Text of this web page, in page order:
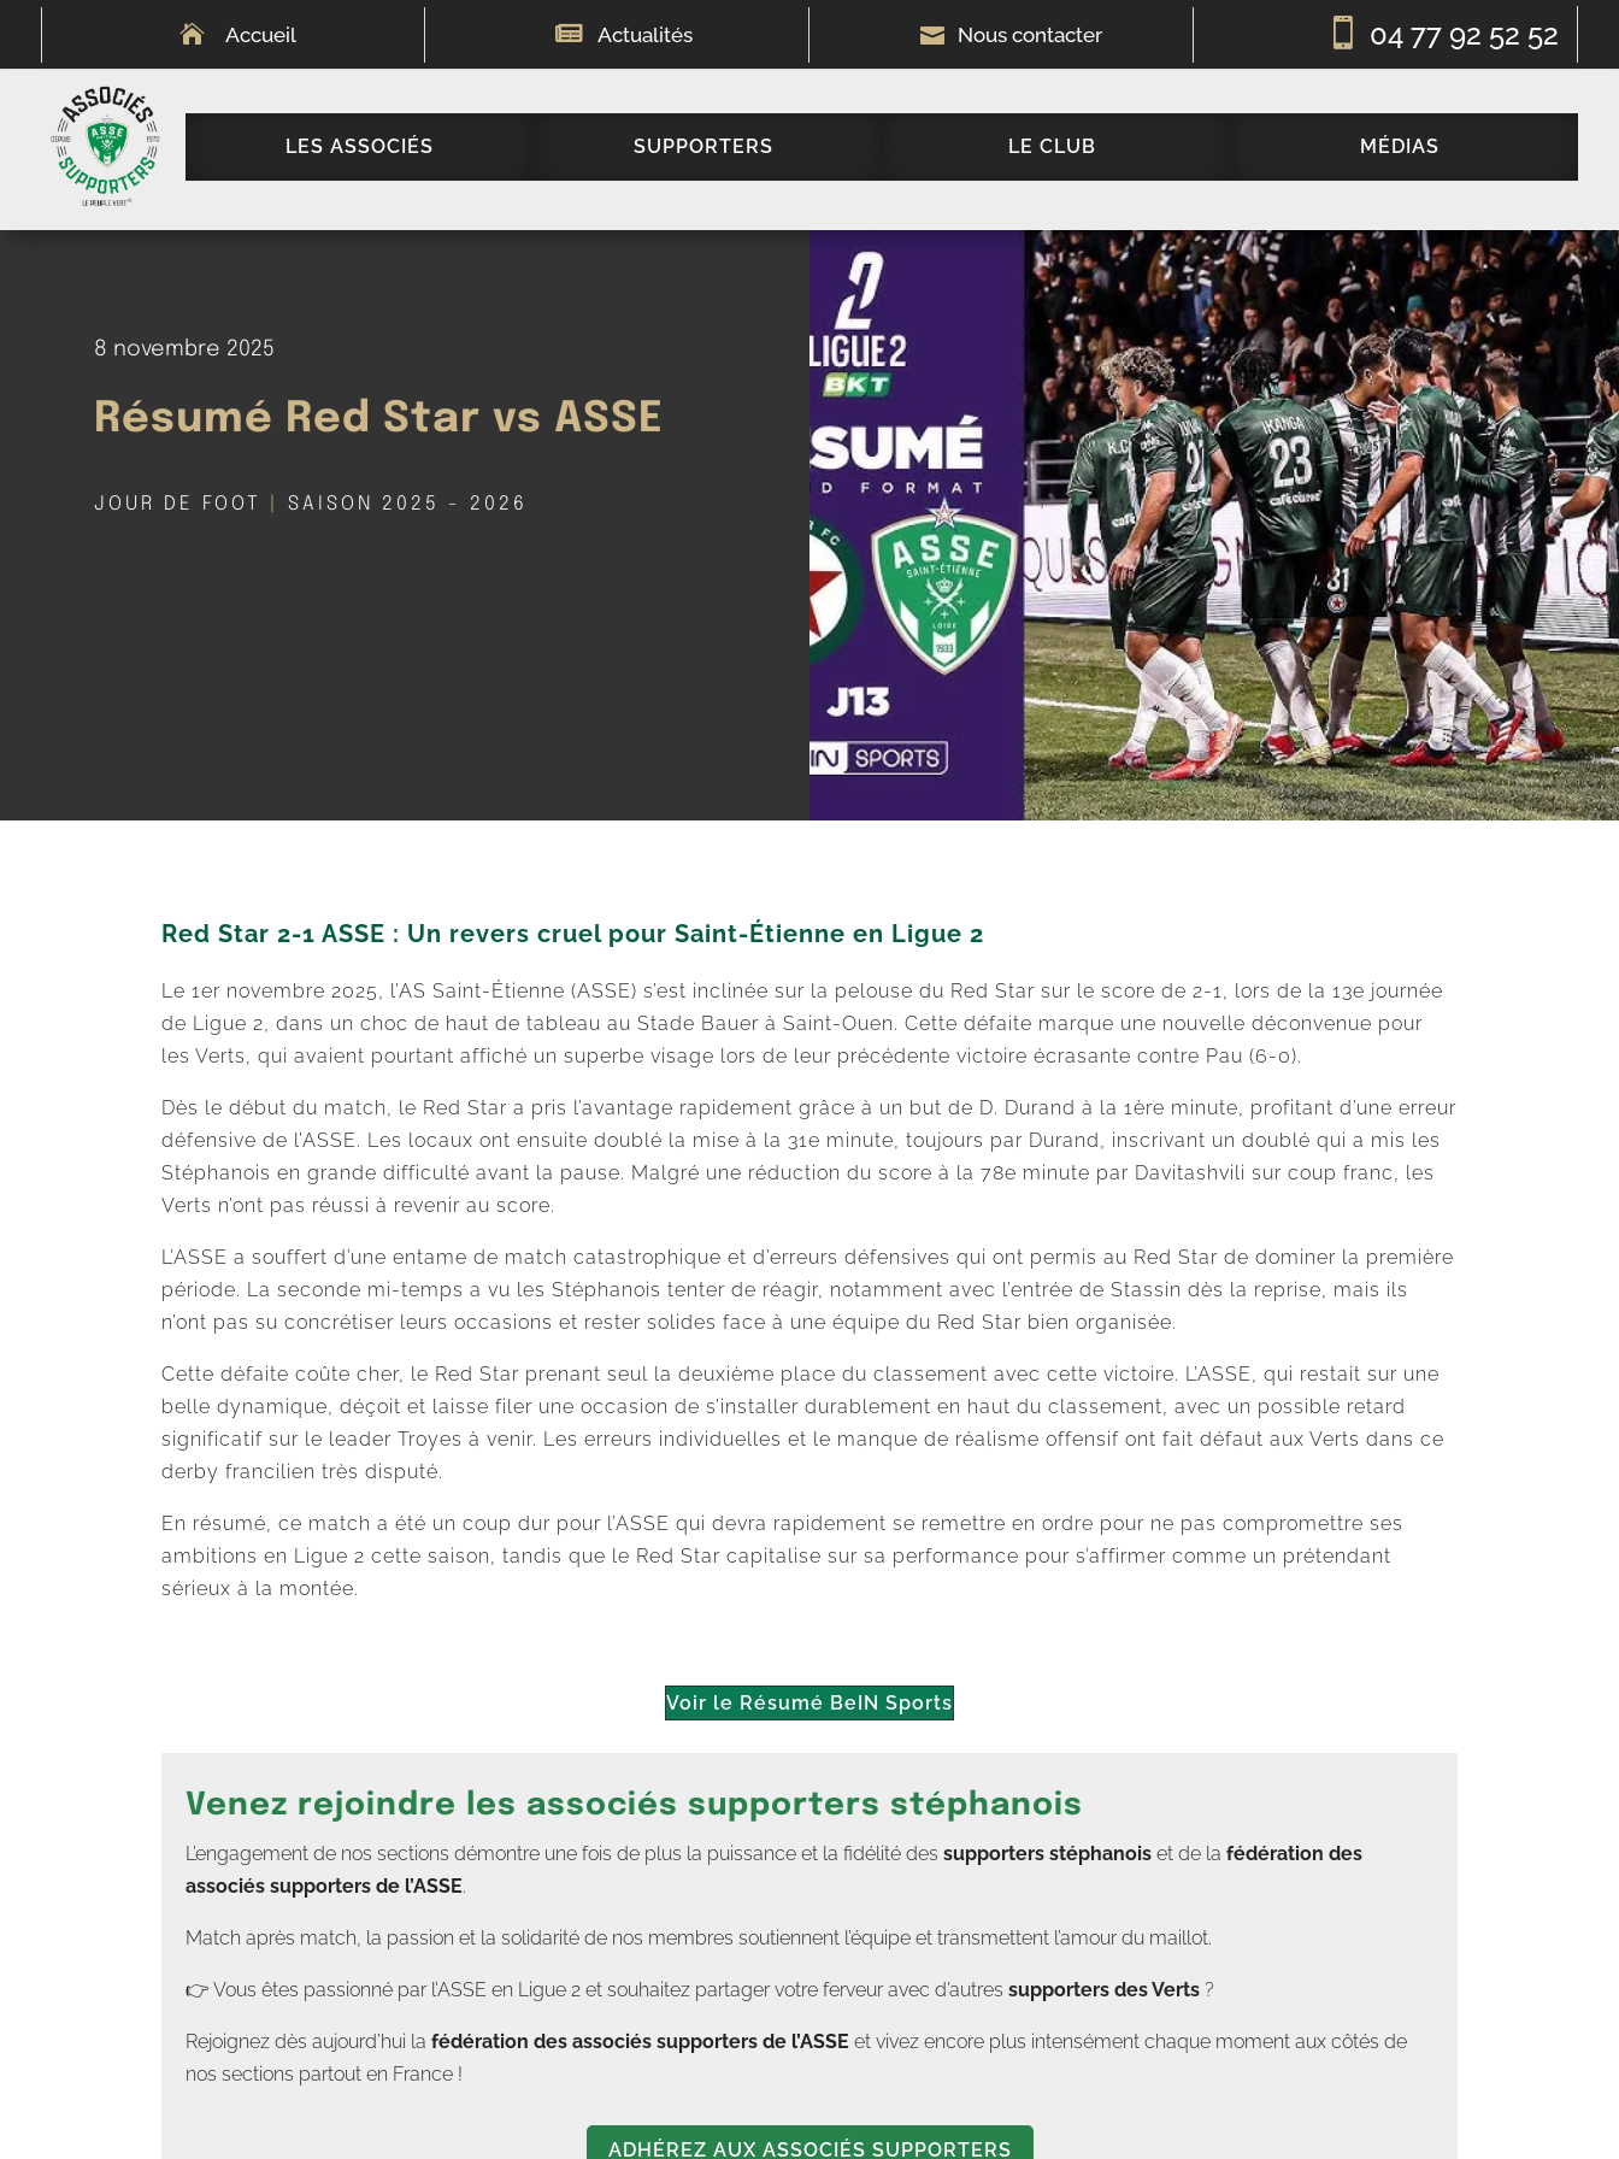
 Accueil  Actualités  Nous contacter  04 77 92 52 52
LES ASSOCIÉS SUPPORTERS LE CLUB MÉDIAS
8 novembre 2025
Résumé Red Star vs ASSE
JOUR DE FOOT SAISON 2025 - 2026
Red Star 2-1 ASSE : Un revers cruel pour Saint-Étienne en Ligue 2
Le 1er novembre 2025, l’AS Saint-Étienne (ASSE) s’est inclinée sur la pelouse du Red Star sur le score de 2-1, lors de la 13e journée
de Ligue 2, dans un choc de haut de tableau au Stade Bauer à Saint-Ouen. Cette défaite marque une nouvelle déconvenue pour
les Verts, qui avaient pourtant affiché un superbe visage lors de leur précédente victoire écrasante contre Pau (6-0).
Dès le début du match, le Red Star a pris l’avantage rapidement grâce à un but de D. Durand à la 1ère minute, profitant d’une erreur
défensive de l’ASSE. Les locaux ont ensuite doublé la mise à la 31e minute, toujours par Durand, inscrivant un doublé qui a mis les
Stéphanois en grande difficulté avant la pause. Malgré une réduction du score à la 78e minute par Davitashvili sur coup franc, les
Verts n’ont pas réussi à revenir au score.
L’ASSE a souffert d’une entame de match catastrophique et d’erreurs défensives qui ont permis au Red Star de dominer la première
période. La seconde mi-temps a vu les Stéphanois tenter de réagir, notamment avec l’entrée de Stassin dès la reprise, mais ils
n’ont pas su concrétiser leurs occasions et rester solides face à une équipe du Red Star bien organisée.
Cette défaite coûte cher, le Red Star prenant seul la deuxième place du classement avec cette victoire. L’ASSE, qui restait sur une
belle dynamique, déçoit et laisse filer une occasion de s’installer durablement en haut du classement, avec un possible retard
significatif sur le leader Troyes à venir. Les erreurs individuelles et le manque de réalisme offensif ont fait défaut aux Verts dans ce
derby francilien très disputé.
En résumé, ce match a été un coup dur pour l’ASSE qui devra rapidement se remettre en ordre pour ne pas compromettre ses
ambitions en Ligue 2 cette saison, tandis que le Red Star capitalise sur sa performance pour s’affirmer comme un prétendant
sérieux à la montée.
Voir le Résumé BeIN Sports
Venez rejoindre les associés supporters stéphanois
L’engagement de nos sections démontre une fois de plus la puissance et la fidélité des supporters stéphanois et de la fédération des
associés supporters de l’ASSE.
Match après match, la passion et la solidarité de nos membres soutiennent l’équipe et transmettent l’amour du maillot.
👉 Vous êtes passionné par l’ASSE en Ligue 2 et souhaitez partager votre ferveur avec d’autres supporters des Verts ?
Rejoignez dès aujourd’hui la fédération des associés supporters de l’ASSE et vivez encore plus intensément chaque moment aux côtés de
nos sections partout en France !
ADHÉREZ AUX ASSOCIÉS SUPPORTERS